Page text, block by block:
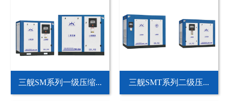
三舰SM系列一级压缩... 三舰SMT系列二级压...